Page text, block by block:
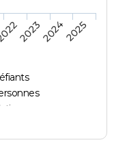
202320242025